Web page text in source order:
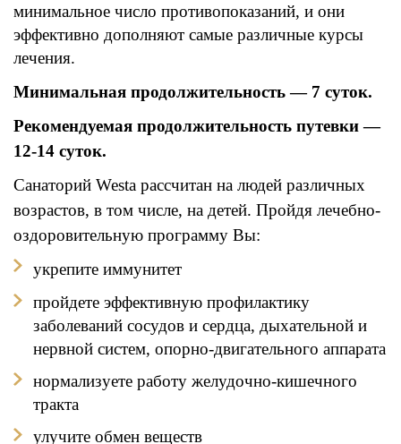
минимальное число противопоказаний, и они
эффективно дополняют самые различные курсы
лечения.
Минимальная продолжительность — 7 суток.
Рекомендуемая продолжительность путевки —
12-14 суток.
Санаторий Westa рассчитан на людей различных
возрастов, в том числе, на детей. Пройдя лечебно-
оздоровительную программу Вы:
укрепите иммунитет
пройдете эффективную профилактику
заболеваний сосудов и сердца, дыхательной и
нервной систем, опорно-двигательного аппарата
нормализуете работу желудочно-кишечного
тракта
улучите обмен веществ